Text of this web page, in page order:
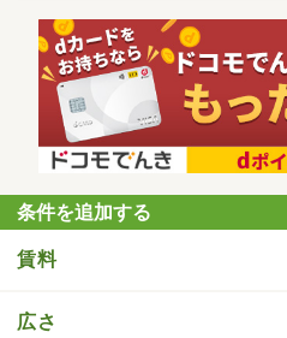
条件を追加する
賃料
広さ